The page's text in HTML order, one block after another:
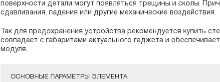
поверхности детали могут появляться трещины и сколы.
сдавливания, падения или другие механические воздействия.
Так для предохранения устройства рекомендуется купить
совпадает с габаритами актуального гаджета и
модуля.
ОСНОВНЫЕ ПАРАМЕТРЫ ЭЛЕМЕНТА